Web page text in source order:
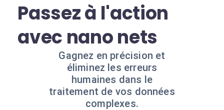
Passez à l'action
avec nano nets
Gagnez en précision et
éliminez les erreurs
humaines dans le
traitement de vos données
complexes.